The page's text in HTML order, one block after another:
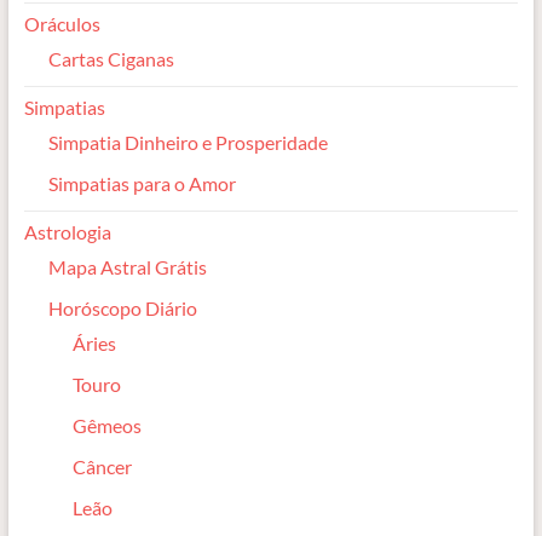
Oráculos
Cartas Ciganas
Simpatias
Simpatia Dinheiro e Prosperidade
Simpatias para o Amor
Astrologia
Mapa Astral Grátis
Horóscopo Diário
Áries
Touro
Gêmeos
Câncer
Leão